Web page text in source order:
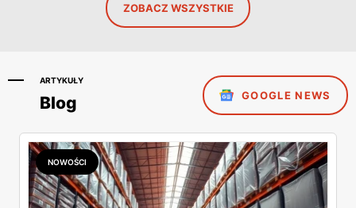
ZOBACZ WSZYSTKIE
ARTYKUŁY
Blog GOOGLE NEWS
NOWOŚCI